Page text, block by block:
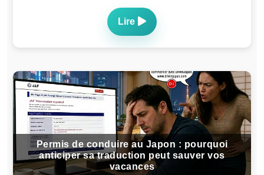
Lire
Permis de conduire au Japon : pourquoi
anticiper sa traduction peut sauver vos
vacances